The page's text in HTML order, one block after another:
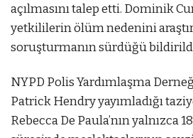
açılmasını talep etti. Dominik
yetkililerin ölüm nedenini
soruşturmanın sürdüğü
NYPD Polis Yardımlaşma
Patrick Hendry yayımladığı
Rebecca De Paula’nın yalnızca